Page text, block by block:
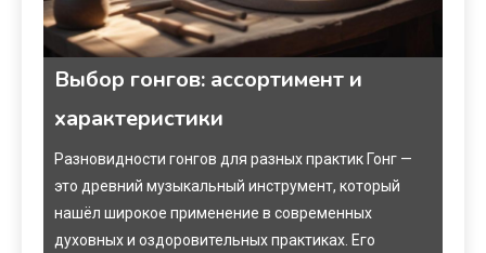
Выбор гонгов: ассортимент и
характеристики
Разновидности гонгов для разных практик Гонг —
это древний музыкальный инструмент, который
нашёл широкое применение в современных
духовных и оздоровительных практиках. Его